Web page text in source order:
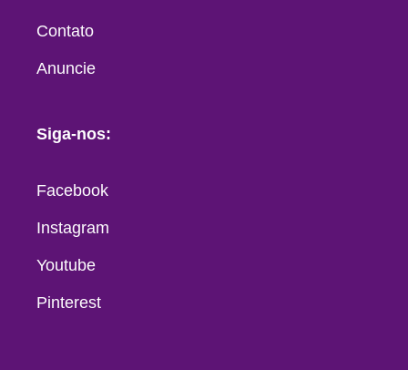
Contato
Anuncie
Siga-nos:
Facebook
Instagram
Youtube
Pinterest